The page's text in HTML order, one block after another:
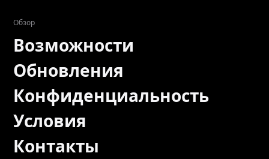
Обзор
Возможности
Обновления
Конфиденциальность
Условия
Контакты